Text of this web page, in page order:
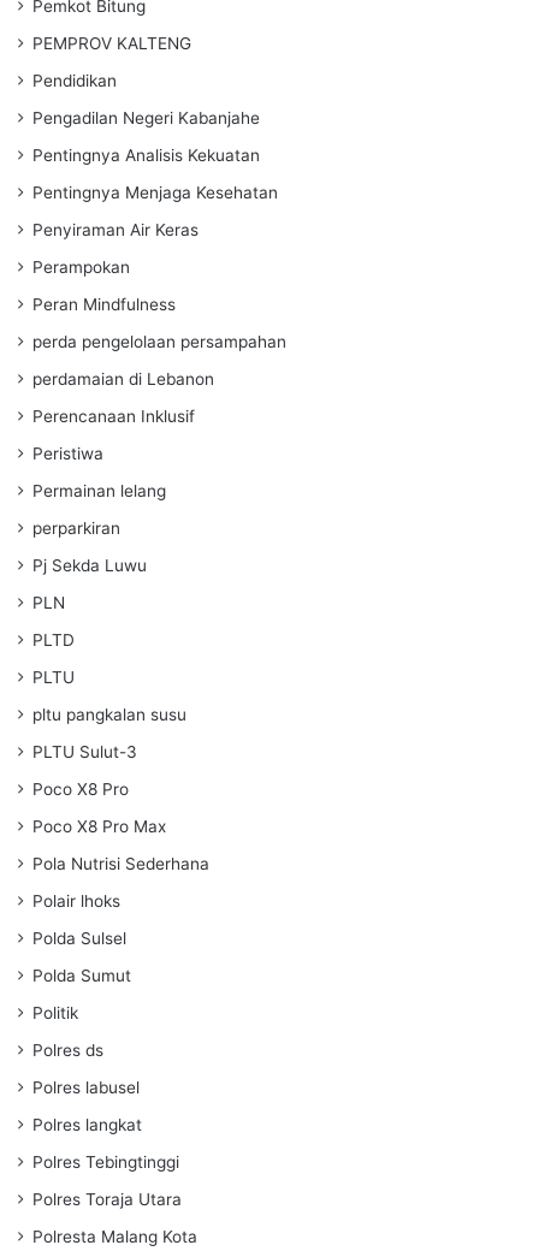
Pemkot Bitung
PEMPROV KALTENG
Pendidikan
Pengadilan Negeri Kabanjahe
Pentingnya Analisis Kekuatan
Pentingnya Menjaga Kesehatan
Penyiraman Air Keras
Perampokan
Peran Mindfulness
perda pengelolaan persampahan
perdamaian di Lebanon
Perencanaan Inklusif
Peristiwa
Permainan lelang
perparkiran
Pj Sekda Luwu
PLN
PLTD
PLTU
pltu pangkalan susu
PLTU Sulut-3
Poco X8 Pro
Poco X8 Pro Max
Pola Nutrisi Sederhana
Polair lhoks
Polda Sulsel
Polda Sumut
Politik
Polres ds
Polres labusel
Polres langkat
Polres Tebingtinggi
Polres Toraja Utara
Polresta Malang Kota